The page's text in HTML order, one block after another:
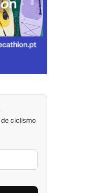
ciclismo